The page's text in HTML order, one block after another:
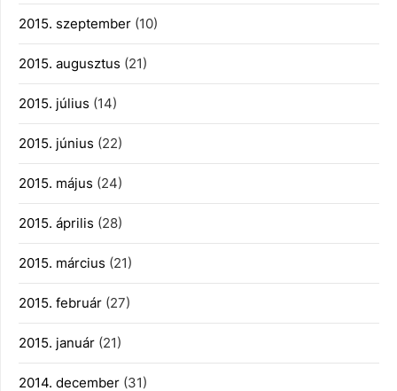
2015. szeptember (10)
2015. augusztus (21)
2015. július (14)
2015. június (22)
2015. május (24)
2015. április (28)
2015. március (21)
2015. február (27)
2015. január (21)
2014. december (31)